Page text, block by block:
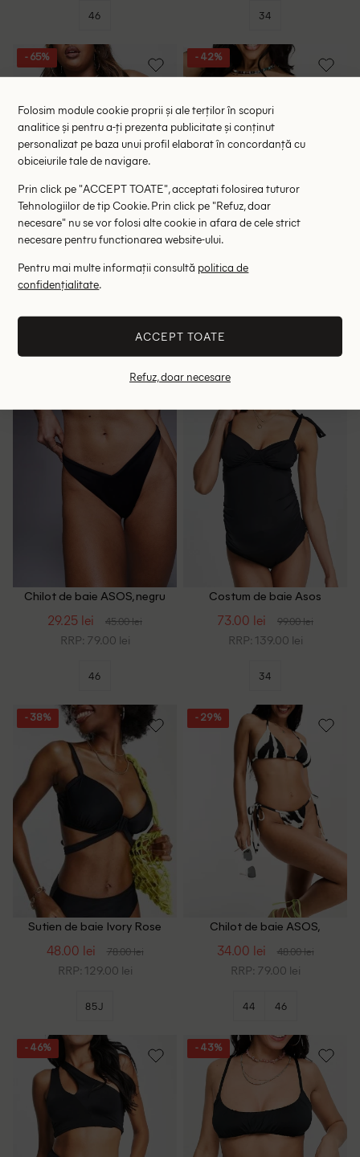
46 34
- 65%
Chilot de baie We Are We
Wear Plus Size, negru/maro
24.70 lei
56-58
- 42%
Chilot de baie AsYou, negru
Chilot de baie ASOS, negru
29.25 lei 45.00 lei
RRP: 79.00 lei
46
Costum de baie Asos
73.00 lei 99.00 lei
RRP: 139.00 lei
34
- 38%
Sutien de baie Ivory Rose
48.00 lei 78.00 lei
RRP: 129.00 lei
85J
- 29%
Chilot de baie ASOS,
34.00 lei 48.00 lei
RRP: 79.00 lei
44 46
- 46% - 43%
Folosim module cookie proprii și ale terților în scopuri
analitice și pentru a-ți prezenta publicitate și conținut
personalizat pe baza unui profil elaborat în concordanță cu
obiceiurile tale de navigare.
Prin click pe "ACCEPT TOATE", acceptati folosirea tuturor
Tehnologiilor de tip Cookie. Prin click pe "Refuz, doar
necesare" nu se vor folosi alte cookie in afara de cele strict
necesare pentru functionarea website-ului.
Pentru mai multe informații consultă politica de
confidențialitate.
ACCEPT TOATE
Refuz, doar necesare